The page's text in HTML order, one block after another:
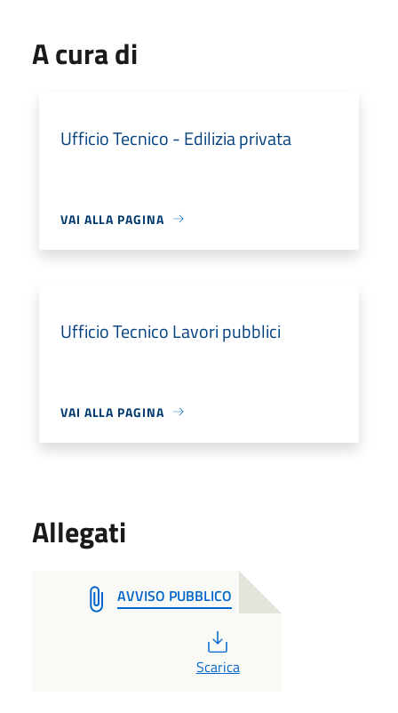
A cura di
Ufficio Tecnico - Edilizia privata
VAI ALLA PAGINA
Ufficio Tecnico Lavori pubblici
VAI ALLA PAGINA
Allegati
AVVISO PUBBLICO
Scarica